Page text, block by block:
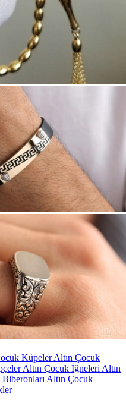
KüpelerAltın Çocuk
Altın Çocuk İğneleri Altın
Altın Çocuk